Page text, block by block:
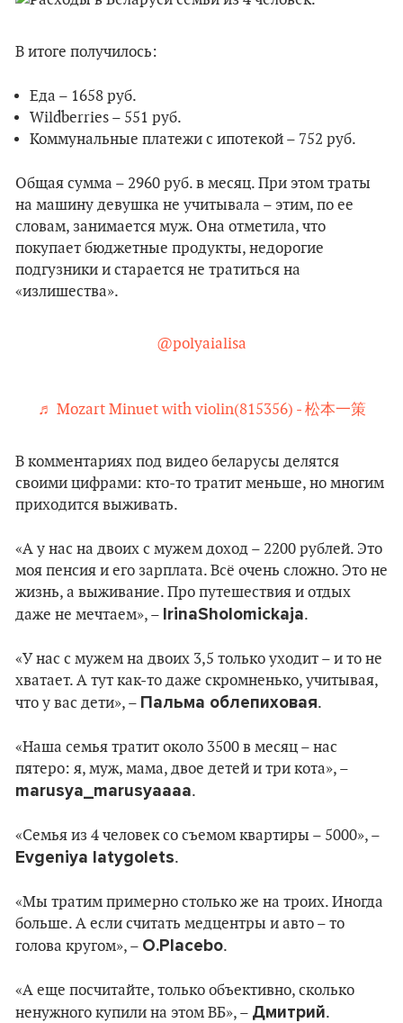
В итоге получилось:
Еда – 1658 руб.
Wildberries – 551 руб.
Коммунальные платежи с ипотекой – 752 руб.
Общая сумма – 2960 руб. в месяц. При этом траты
на машину девушка не учитывала – этим, по ее
словам, занимается муж. Она отметила, что
покупает бюджетные продукты, недорогие
подгузники и старается не тратиться на
«излишества».
@polyaialisa
♬ Mozart Minuet with violin(815356) - 松本一策
В комментариях под видео беларусы делятся
своими цифрами: кто-то тратит меньше, но многим
приходится выживать.
«А у нас на двоих с мужем доход – 2200 рублей. Это
моя пенсия и его зарплата. Всё очень сложно. Это не
жизнь, а выживание. Про путешествия и отдых
даже не мечтаем», – IrinaSholomickaja.
«У нас с мужем на двоих 3,5 только уходит – и то не
хватает. А тут как-то даже скромненько, учитывая,
что у вас дети», – Пальма облепиховая.
«Наша семья тратит около 3500 в месяц – нас
пятеро: я, муж, мама, двое детей и три кота», –
marusya_marusyaaaa.
«Семья из 4 человек со съемом квартиры – 5000», –
Evgeniya latygolets.
«Мы тратим примерно столько же на троих. Иногда
больше. А если считать медцентры и авто – то
голова кругом», – O.Placebo.
«А еще посчитайте, только объективно, сколько
ненужного купили на этом ВБ», – Дмитрий.